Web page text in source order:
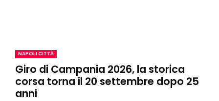
NAPOLI CITTÀ
Giro di Campania 2026, la storica
corsa torna il 20 settembre dopo 25
anni